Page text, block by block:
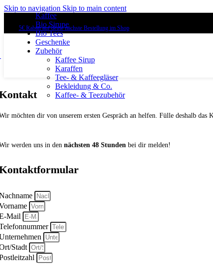
Skip to navigation Skip to main content
Gratis Versand ab 59€ (AT)
5€ Rabatt auf deine nächste Bestellung im Shop
Kaffee
Bio Sirupe
Bio Tees
Geschenke
Zubehör
Kaffee Sirup
Karaffen
Tee- & Kaffeegläser
Bekleidung & Co.
Kaffee- & Teezubehör
möchten dir von unserem ersten Gespräch an helfen. Fülle deshalb das
werden uns in den nächsten 48 Stunden bei dir melden!
Mail
Stadt